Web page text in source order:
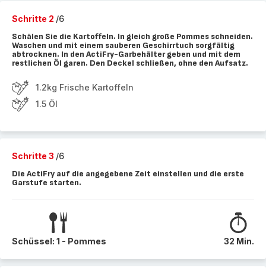
Schritte 2 /6
Schälen Sie die Kartoffeln. In gleich große Pommes schneiden.
Waschen und mit einem sauberen Geschirrtuch sorgfältig
abtrocknen. In den ActiFry-Garbehälter geben und mit dem
restlichen Öl garen. Den Deckel schließen, ohne den Aufsatz.
1.2kg Frische Kartoffeln
1.5 Öl
Schritte 3 /6
Die ActiFry auf die angegebene Zeit einstellen und die erste
Garstufe starten.
Schüssel: 1 - Pommes 32 Min.